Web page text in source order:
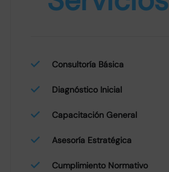
Consultoría Básica
Diagnóstico Inicial
Capacitación General
Asesoría Estratégica
Cumplimiento Normativo